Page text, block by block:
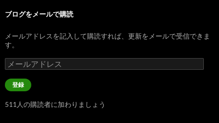
ブログをメールで購読
メールアドレスを記入して購読すれば、更新をメールで受信できま
す。
メ
ー
ル
ア
レ
登録
511人の購読者に加わりましょう